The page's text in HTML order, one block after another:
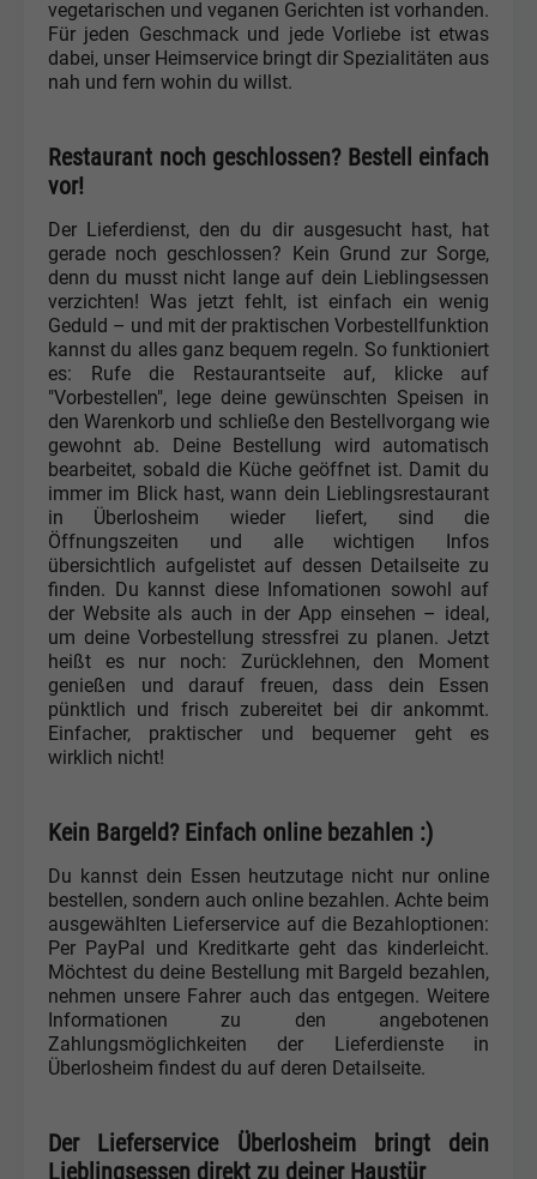
vegetarischen und veganen Gerichten ist vorhanden.
Für jeden Geschmack und jede Vorliebe ist etwas
dabei, unser Heimservice bringt dir Spezialitäten aus
nah und fern wohin du willst.
Restaurant noch geschlossen? Bestell einfach
vor!
Der Lieferdienst, den du dir ausgesucht hast, hat
gerade noch geschlossen? Kein Grund zur Sorge,
denn du musst nicht lange auf dein Lieblingsessen
verzichten! Was jetzt fehlt, ist einfach ein wenig
Geduld – und mit der praktischen Vorbestellfunktion
kannst du alles ganz bequem regeln. So funktioniert
es: Rufe die Restaurantseite auf, klicke auf
"Vorbestellen", lege deine gewünschten Speisen in
den Warenkorb und schließe den Bestellvorgang wie
gewohnt ab. Deine Bestellung wird automatisch
bearbeitet, sobald die Küche geöffnet ist. Damit du
immer im Blick hast, wann dein Lieblingsrestaurant
in Überlosheim wieder liefert, sind die
Öffnungszeiten und alle wichtigen Infos
übersichtlich aufgelistet auf dessen Detailseite zu
finden. Du kannst diese Infomationen sowohl auf
der Website als auch in der App einsehen – ideal,
um deine Vorbestellung stressfrei zu planen. Jetzt
heißt es nur noch: Zurücklehnen, den Moment
genießen und darauf freuen, dass dein Essen
pünktlich und frisch zubereitet bei dir ankommt.
Einfacher, praktischer und bequemer geht es
wirklich nicht!
Kein Bargeld? Einfach online bezahlen :)
Du kannst dein Essen heutzutage nicht nur online
bestellen, sondern auch online bezahlen. Achte beim
ausgewählten Lieferservice auf die Bezahloptionen:
Per PayPal und Kreditkarte geht das kinderleicht.
Möchtest du deine Bestellung mit Bargeld bezahlen,
nehmen unsere Fahrer auch das entgegen. Weitere
Informationen zu den angebotenen
Zahlungsmöglichkeiten der Lieferdienste in
Überlosheim findest du auf deren Detailseite.
Der Lieferservice Überlosheim bringt dein
Lieblingsessen direkt zu deiner Haustür